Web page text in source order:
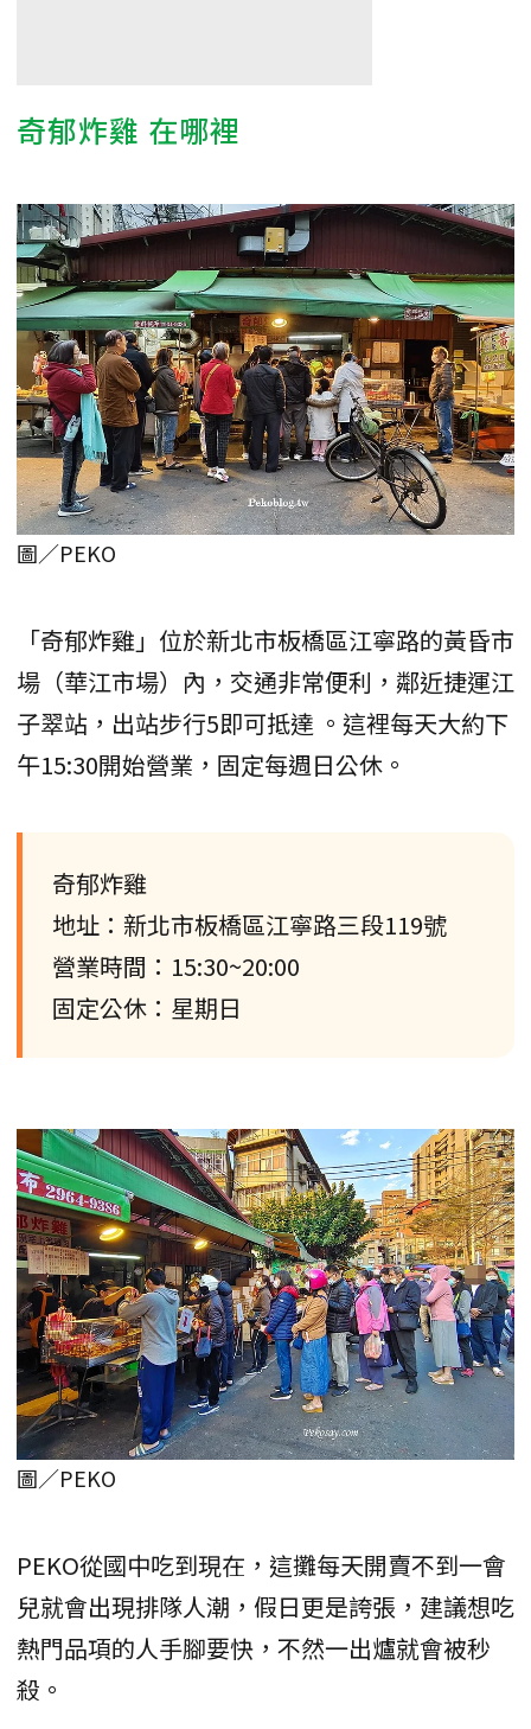
奇郁炸雞 在哪裡
圖／PEKO
「奇郁炸雞」位於新北市板橋區江寧路的黃昏市
場（華江市場）內，交通非常便利，鄰近捷運江
子翠站，出站步行5即可抵達 。這裡每天大約下
午15:30開始營業，固定每週日公休。
奇郁炸雞
地址：新北市板橋區江寧路三段119號
營業時間：15:30~20:00
固定公休：星期日
圖／PEKO
PEKO從國中吃到現在，這攤每天開賣不到一會
兒就會出現排隊人潮，假日更是誇張，建議想吃
熱門品項的人手腳要快，不然一出爐就會被秒
殺。